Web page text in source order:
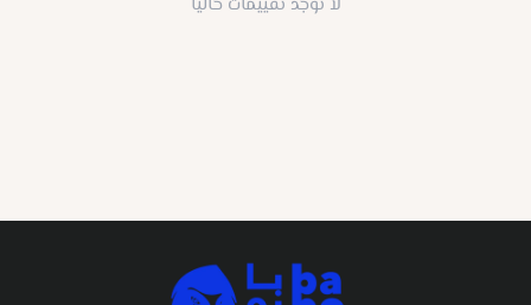
لا توجد تقييمات حاليا